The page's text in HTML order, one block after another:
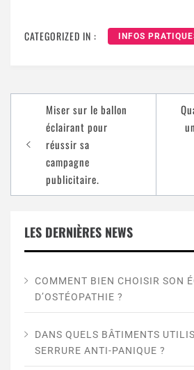
CATEGORIZED IN : INFOS
Miser sur le ballon
éclairant pour
réussir sa
campagne
publicitaire.
LES DERNIÈRES NEWS
COMMENT BIEN CHOISIR SON
D’OSTÉOPATHIE ?
DANS QUELS BÂTIMENTS
SERRURE ANTI-PANIQUE ?